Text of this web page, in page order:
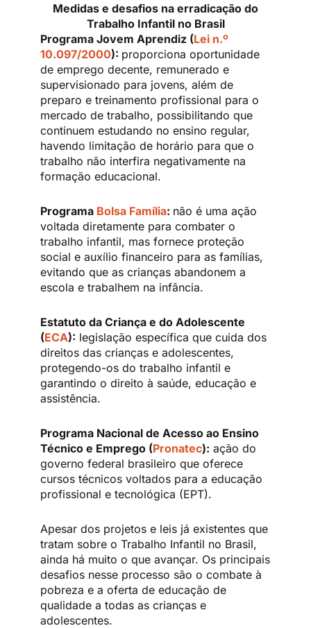
Medidas e desafios na erradicação do
Trabalho Infantil no Brasil
Programa Jovem Aprendiz (Lei n.º
10.097/2000): proporciona oportunidade
de emprego decente, remunerado e
supervisionado para jovens, além de
preparo e treinamento profissional para o
mercado de trabalho, possibilitando que
continuem estudando no ensino regular,
havendo limitação de horário para que o
trabalho não interfira negativamente na
formação educacional.
Programa Bolsa Família: não é uma ação
voltada diretamente para combater o
trabalho infantil, mas fornece proteção
social e auxílio financeiro para as famílias,
evitando que as crianças abandonem a
escola e trabalhem na infância.
Estatuto da Criança e do Adolescente
(ECA): legislação específica que cuida dos
direitos das crianças e adolescentes,
protegendo-os do trabalho infantil e
garantindo o direito à saúde, educação e
assistência.
Programa Nacional de Acesso ao Ensino
Técnico e Emprego (Pronatec): ação do
governo federal brasileiro que oferece
cursos técnicos voltados para a educação
profissional e tecnológica (EPT).
Apesar dos projetos e leis já existentes que
tratam sobre o Trabalho Infantil no Brasil,
ainda há muito o que avançar. Os principais
desafios nesse processo são o combate à
pobreza e a oferta de educação de
qualidade a todas as crianças e
adolescentes.